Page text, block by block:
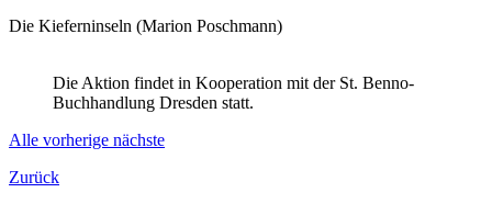
Die Kieferninseln (Marion Poschmann)
Die Aktion findet in Kooperation mit der St. Benno-
Buchhandlung Dresden statt.
Alle vorherige nächste
Zurück